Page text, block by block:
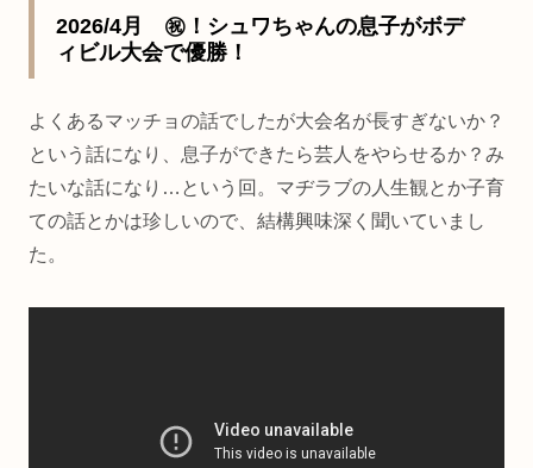
2026/4月 ㊗️！シュワちゃんの息子がボデ
ィビル大会で優勝！
よくあるマッチョの話でしたが大会名が長すぎないか？
という話になり、息子ができたら芸人をやらせるか？み
たいな話になり…という回。マヂラブの人生観とか子育
ての話とかは珍しいので、結構興味深く聞いていまし
た。